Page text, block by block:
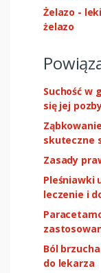
Żelazo -
żelazo
Suchość w
się jej
skuteczne
Zasady
Pleśniawki
leczenie i
Ból
do lekarza